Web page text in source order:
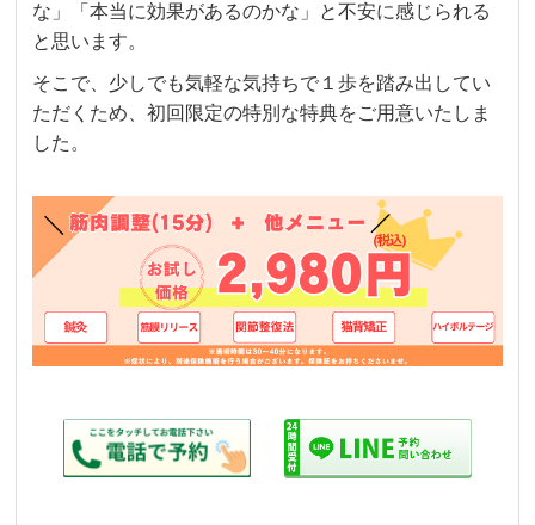
な」「本当に効果があるのかな」と不安に感じられる
と思います。
そこで、少しでも気軽な気持ちで１歩を踏み出してい
ただくため、初回限定の特別な特典をご用意いたしま
した。